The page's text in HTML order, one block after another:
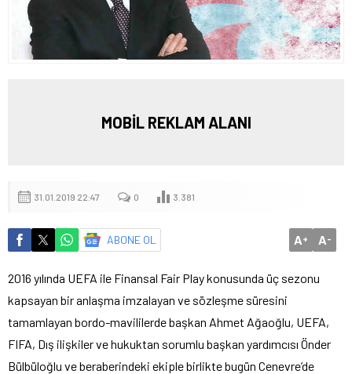
MOBİL REKLAM ALANI
31.01.2019 22:47 0 3.381
ABONE OL A+ A-
2016 yılında UEFA ile Finansal Fair Play konusunda üç sezonu
kapsayan bir anlaşma imzalayan ve sözleşme süresini
tamamlayan bordo-mavililerde başkan Ahmet Ağaoğlu, UEFA,
FIFA, Dış ilişkiler ve hukuktan sorumlu başkan yardımcısı Önder
Bülbüloğlu ve beraberindeki ekiple birlikte bugün Cenevre’de